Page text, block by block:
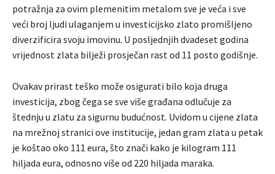
potražnja za ovim plemenitim metalom sve je veća i sve
veći broj ljudi ulaganjem u investicijsko zlato promišljeno
diverzificira svoju imovinu. U posljednjih dvadeset godina
vrijednost zlata bilježi prosječan rast od 11 posto godišnje.
Ovakav prirast teško može osigurati bilo koja druga
investicija, zbog čega se sve više građana odlučuje za
štednju u zlatu za sigurnu budućnost. Uvidom u cijene zlata
na mrežnoj stranici ove institucije, jedan gram zlata u petak
je koštao oko 111 eura, što znači kako je kilogram 111
hiljada eura, odnosno više od 220 hiljada maraka.